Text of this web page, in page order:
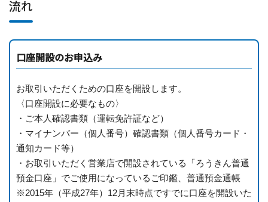
流れ
口座開設のお申込み
お取引いただくための口座を開設します。
〈口座開設に必要なもの〉
・ご本人確認書類（運転免許証など）
・マイナンバー（個人番号）確認書類（個人番号カード・
通知カード等）
・お取引いただく営業店で開設されている「ろうきん普通
預金口座」でご使用になっているご印鑑、普通預金通帳
※2015年（平成27年）12月末時点ですでに口座を開設いた